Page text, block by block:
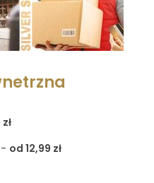
od 12,99 zł